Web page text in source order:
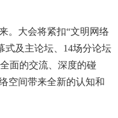
大会将紧扣“文明网络
式及主论坛、14场分论坛
面的交流、深度的碰
空间带来全新的认知和